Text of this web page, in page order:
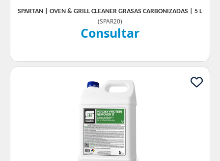
SPARTAN | OVEN & GRILL CLEANER GRASAS CARBONIZADAS | 5 L
(SPAR20)
Consultar